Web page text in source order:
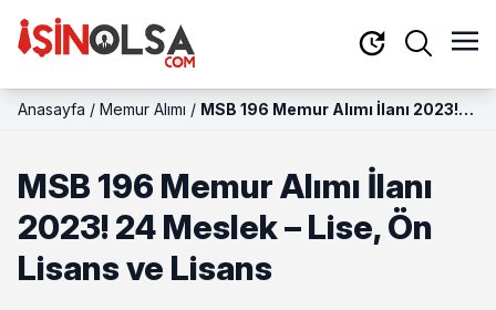
Anasayfa / Memur Alımı / MSB 196 Memur Alımı İlanı 2023!
MSB 196 Memur Alımı İlanı
2023! 24 Meslek – Lise, Ön
Lisans ve Lisans